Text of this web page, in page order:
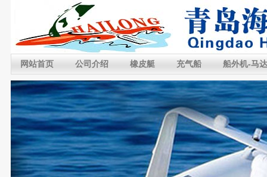
网站首页 公司介绍 橡皮艇 充气船 船外机-马达